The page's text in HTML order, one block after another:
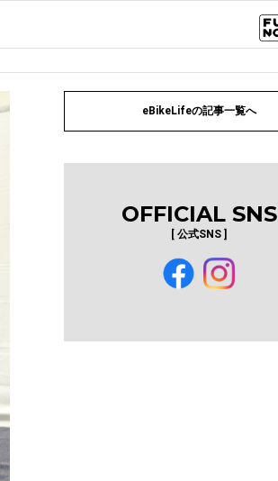
eBikeLifeの記事一覧へ
OFFICIAL SNS
[ 公式SNS ]